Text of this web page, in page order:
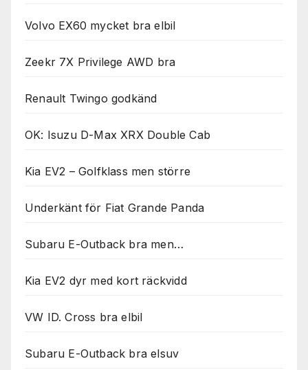
Volvo EX60 mycket bra elbil
Zeekr 7X Privilege AWD bra
Renault Twingo godkänd
OK: Isuzu D-Max XRX Double Cab
Kia EV2 – Golfklass men större
Underkänt för Fiat Grande Panda
Subaru E-Outback bra men…
Kia EV2 dyr med kort räckvidd
VW ID. Cross bra elbil
Subaru E-Outback bra elsuv